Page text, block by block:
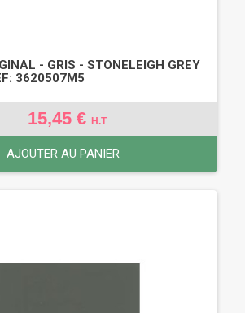
- GRIS - STONELEIGH GREY
3620507M5
15,45 € H.T
AJOUTER AU PANIER